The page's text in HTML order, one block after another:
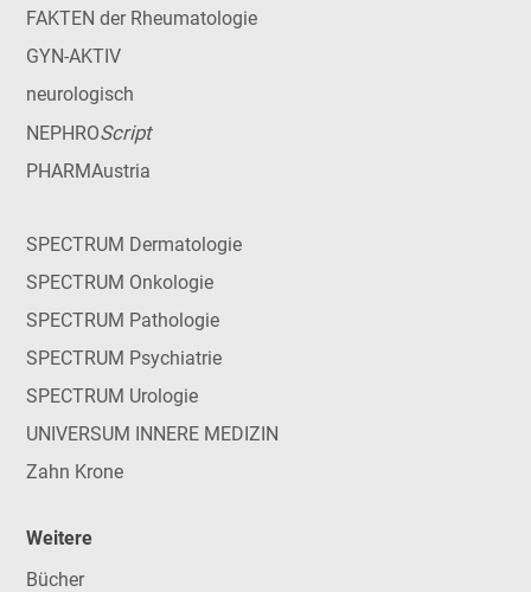
FAKTEN der Rheumatologie
GYN-AKTIV
neurologisch
NEPHROScript
PHARMAustria
SPECTRUM Dermatologie
SPECTRUM Onkologie
SPECTRUM Pathologie
SPECTRUM Psychiatrie
SPECTRUM Urologie
UNIVERSUM INNERE MEDIZIN
Zahn Krone
Weitere
Bücher